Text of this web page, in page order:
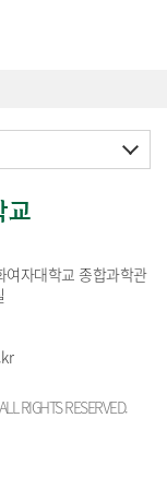
여자대학교 종합과학관
RIGHTS RESERVED.